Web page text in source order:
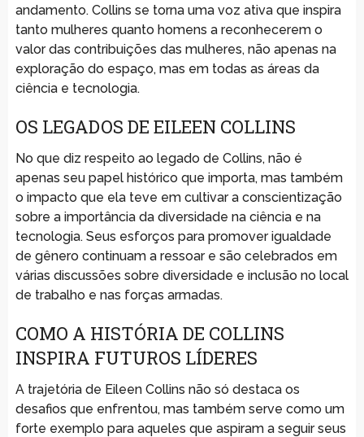
andamento. Collins se torna uma voz ativa que inspira
tanto mulheres quanto homens a reconhecerem o
valor das contribuições das mulheres, não apenas na
exploração do espaço, mas em todas as áreas da
ciência e tecnologia.
OS LEGADOS DE EILEEN COLLINS
No que diz respeito ao legado de Collins, não é
apenas seu papel histórico que importa, mas também
o impacto que ela teve em cultivar a conscientização
sobre a importância da diversidade na ciência e na
tecnologia. Seus esforços para promover igualdade
de gênero continuam a ressoar e são celebrados em
várias discussões sobre diversidade e inclusão no local
de trabalho e nas forças armadas.
COMO A HISTÓRIA DE COLLINS
INSPIRA FUTUROS LÍDERES
A trajetória de Eileen Collins não só destaca os
desafios que enfrentou, mas também serve como um
forte exemplo para aqueles que aspiram a seguir seus